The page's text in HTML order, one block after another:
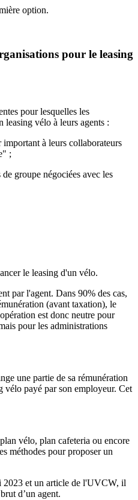
option.
pour le leasing
pour lesquelles les
leasing vélo à leurs agents :
à leurs collaborateurs
;
groupe négociées avec les
le leasing d'un vélo.
par l'agent. Dans 90% des cas,
(avant taxation), le
est donc neutre pour
pour les administrations
une partie de sa rémunération
vélo payé par son employeur. Cet
vélo, plan cafeteria ou encore
méthodes pour proposer un
2023 et un article de l'UVCW, il
d’un agent.